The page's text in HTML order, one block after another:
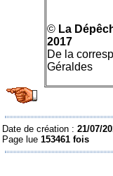
© La
2017
De la
Géraldes
Date de création :21/07/
Page lue153461 fois